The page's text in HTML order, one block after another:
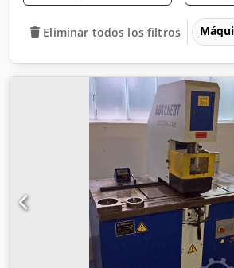
Eliminar todos los filtros